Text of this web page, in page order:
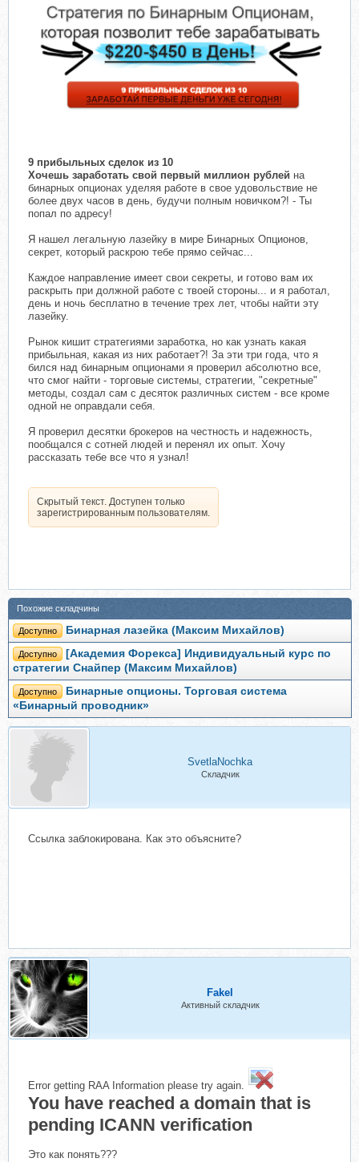
9 прибыльных сделок из 10
Хочешь заработать свой первый миллион рублей на
бинарных опционах уделяя работе в свое удовольствие не
более двух часов в день, будучи полным новичком?! - Ты
попал по адресу!
Я нашел легальную лазейку в мире Бинарных Опционов,
секрет, который раскрою тебе прямо сейчас...
Каждое направление имеет свои секреты, и готово вам их
раскрыть при должной работе с твоей стороны... и я работал,
день и ночь бесплатно в течение трех лет, чтобы найти эту
лазейку.
Рынок кишит стратегиями заработка, но как узнать какая
прибыльная, какая из них работает?! За эти три года, что я
бился над бинарным опционами я проверил абсолютно все,
что смог найти - торговые системы, стратегии, "секретные"
методы, создал сам с десяток различных систем - все кроме
одной не оправдали себя.
Я проверил десятки брокеров на честность и надежность,
пообщался с сотней людей и перенял их опыт. Хочу
рассказать тебе все что я узнал!
Скрытый текст. Доступен только
зарегистрированным пользователям.
Похожие складчины
Доступно Бинарная лазейка (Максим Михайлов)
Доступно
[Академия Форекса] Индивидуальный курс по
стратегии Снайпер (Максим Михайлов)
Доступно
Бинарные опционы. Торговая система
«Бинарный проводник»
SvetlaNochka
Складчик
Ссылка заблокирована. Как это объясните?
Fakel
Активный складчик
Error getting RAA Information please try again.
You have reached a domain that is
pending ICANN verification
Это как понять???